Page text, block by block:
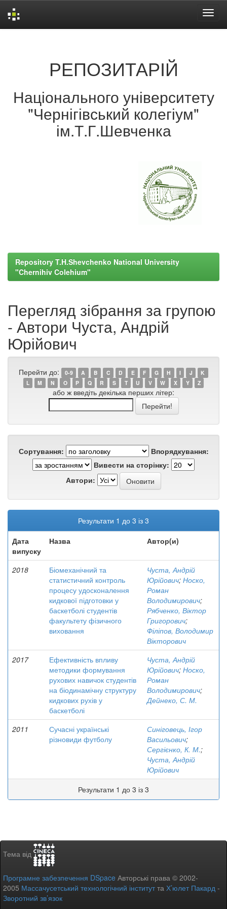
РЕПОЗИТАРІЙ
Національного університету
"Чернігівський колегіум"
ім.Т.Г.Шевченка
Repository T.H.Shevchenko National University
"Chernihiv Colehium"
Перегляд зібрання за групою
- Автори Чуста, Андрій
Юрійович
Перейти до: 0-9 A B C D E F G H I J
K
L
M N O P Q R S T U V W X Y Z
або ж введіть декілька перших літер:
Сортування:
Впорядкування:
Вивести на сторінку:
Автори:
Результати 1 до 3 із 3
Дата
випуску
Назва Автор(и)
2018
Біомеханічний та
статистичний контроль
процесу удосконалення
кидкової підготовки у
баскетболі студентів
факультету фізичного
виховання
Чуста, Андрій
Юрійович; Носко,
Роман
Володимирович;
Рябченко, Віктор
Григорович;
Філіпов, Володимир
Вікторович
2017
Ефективність впливу
методики формування
рухових навичок студентів
на біодинамічну структуру
кидкових рухів у
баскетболі
Чуста, Андрій
Юрійович; Носко,
Роман
Володимирович;
Дейнеко, С. М.
2011
Сучасні українські
різновиди футболу
Синіговець, Ігор
Васильович;
Сергієнко, К. М.;
Чуста, Андрій
Юрійович
Результати 1 до 3 із 3
Тема від
Програмне забезпечення DSpace Авторські права © 2002-
2005 Массачусетський технологічний інститутта Х’юлет Пакард -
Зворотний зв’язок